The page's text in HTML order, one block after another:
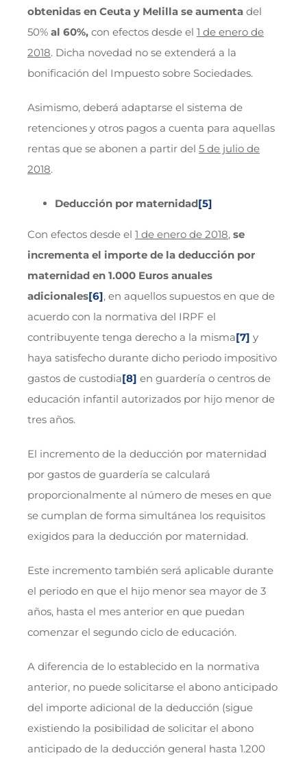
obtenidas en Ceuta y Melilla se aumenta del
50% al 60%, con efectos desde el 1 de enero de
2018. Dicha novedad no se extenderá a la
bonificación del Impuesto sobre Sociedades.
Asimismo, deberá adaptarse el sistema de
retenciones y otros pagos a cuenta para aquellas
rentas que se abonen a partir del 5 de julio de
2018.
Deducción por maternidad[5]
Con efectos desde el 1 de enero de 2018, se
incrementa el importe de la deducción por
maternidad en 1.000 Euros anuales
adicionales[6], en aquellos supuestos en que de
acuerdo con la normativa del IRPF el
contribuyente tenga derecho a la misma[7] y
haya satisfecho durante dicho periodo impositivo
gastos de custodia[8] en guardería o centros de
educación infantil autorizados por hijo menor de
tres años.
El incremento de la deducción por maternidad
por gastos de guardería se calculará
proporcionalmente al número de meses en que
se cumplan de forma simultánea los requisitos
exigidos para la deducción por maternidad.
Este incremento también será aplicable durante
el periodo en que el hijo menor sea mayor de 3
años, hasta el mes anterior en que puedan
comenzar el segundo ciclo de educación.
A diferencia de lo establecido en la normativa
anterior, no puede solicitarse el abono anticipado
del importe adicional de la deducción (sigue
existiendo la posibilidad de solicitar el abono
anticipado de la deducción general hasta 1.200